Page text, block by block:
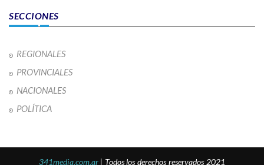
SECCIONES
REGIONALES
PROVINCIALES
NACIONALES
POLÍTICA
341media.com.ar | Todos los derechos reservados 2021